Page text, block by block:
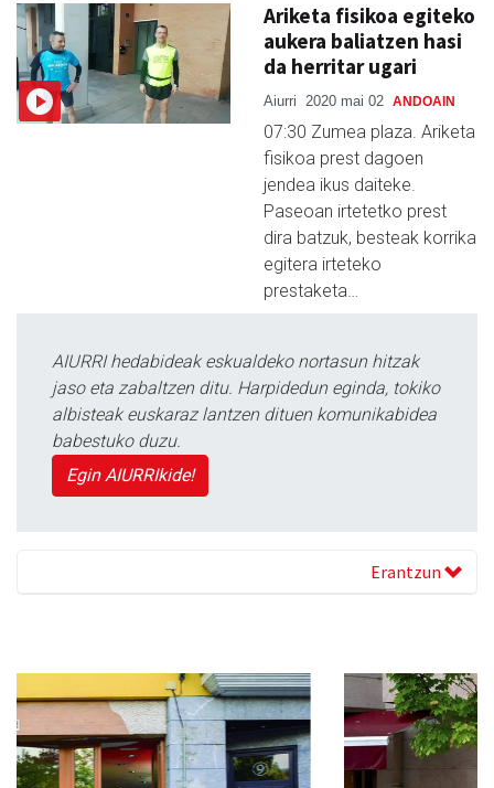
Ariketa fisikoa egiteko
aukera baliatzen hasi
da herritar ugari
Aiurri 2020 mai 02 ANDOAIN
07:30 Zumea plaza. Ariketa
fisikoa prest dagoen
jendea ikus daiteke.
Paseoan irtetetko prest
dira batzuk, besteak korrika
egitera irteteko
prestaketa…
AIURRI hedabideak eskualdeko nortasun hitzak
jaso eta zabaltzen ditu. Harpidedun eginda, tokiko
albisteak euskaraz lantzen dituen komunikabidea
babestuko duzu.
Egin AIURRIkide!
Erantzun